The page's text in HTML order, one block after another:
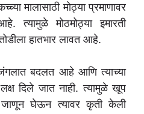
मालासाठी मोठ्या प्रमाणावर
त्यामुळे मोठमोठ्या इमारती
हातभार लावत आहे.
बदलत आहे आणि त्याच्या
दिले जात नाही. त्यामुळे खूप
जाणून घेऊन त्यावर कृती केली